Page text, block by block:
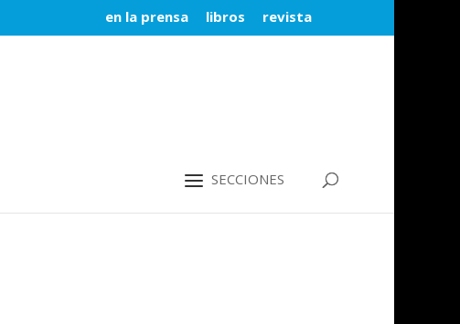
en la prensa libros revista
SECCIONES